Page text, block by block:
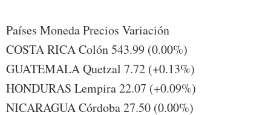
Países Moneda Precios Variación
COSTA RICA Colón 543.99 (0.00%)
GUATEMALA Quetzal 7.72 (+0.13%)
HONDURAS Lempira 22.07 (+0.09%)
NICARAGUA Córdoba 27.50 (0.00%)